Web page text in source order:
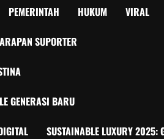
PEMERINTAH HUKUM VIRAL
SUPORTER
GENERASI BARU
SUSTAINABLE LUXURY 2025: